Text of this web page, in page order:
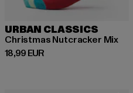
URBAN CLASSICS
Christmas Nutcracker Mix
18,99 EUR
Derzeitiger Preis: 18,99 EUR